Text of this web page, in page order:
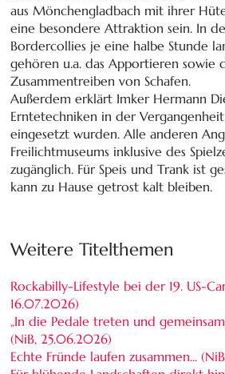
aus Mönchengladbach mit ihrer
eine besondere Attraktion sein. In
Bordercollies je eine halbe Stunde
gehören u.a. das Apportieren sowie
Zusammentreiben von Schafen.
Außerdem erklärt Imker Hermann
Erntetechniken in der
eingesetzt wurden. Alle anderen
Freilichtmuseums inklusive des
zugänglich. Für Speis und Trank ist
kann zu Hause getrost kalt bleiben.
Weitere Titelthemen
Rockabilly-Lifestyle bei der 19. US-
16.07.2026)
„In die Pedale treten und
(NiB,25.06.2026)
Echte Fründe laufen zusammen...